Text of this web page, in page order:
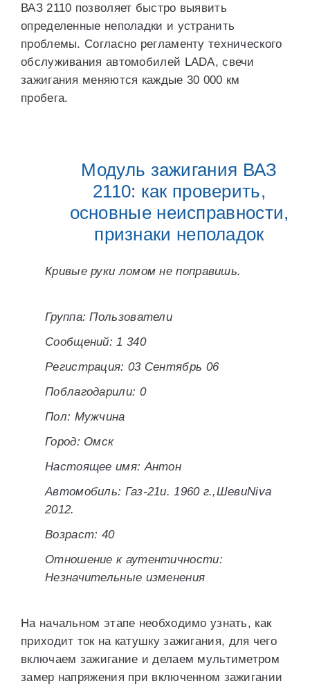
ВАЗ 2110 позволяет быстро выявить
определенные неполадки и устранить
проблемы. Согласно регламенту технического
обслуживания автомобилей LADA, свечи
зажигания меняются каждые 30 000 км
пробега.
Модуль зажигания ВАЗ
2110: как проверить,
основные неисправности,
признаки неполадок
Кривые руки ломом не поправишь.
Группа: Пользователи
Сообщений: 1 340
Регистрация: 03 Сентябрь 06
Поблагодарили: 0
Пол: Мужчина
Город: Омск
Настоящее имя: Антон
Автомобиль: Газ-21и. 1960 г.,ШевиNiva
2012.
Возраст: 40
Отношение к аутентичности:
Незначительные изменения
На начальном этапе необходимо узнать, как
приходит ток на катушку зажигания, для чего
включаем зажигание и делаем мультиметром
замер напряжения при включенном зажигании